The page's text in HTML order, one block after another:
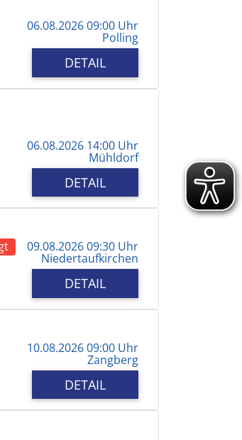
06.08.2026 09:00 Uhr
Polling
DETAIL
06.08.2026 14:00 Uhr
Mühldorf
DETAIL
09.08.2026 09:30 Uhr
Niedertaufkirchen
DETAIL
10.08.2026 09:00 Uhr
Zangberg
DETAIL